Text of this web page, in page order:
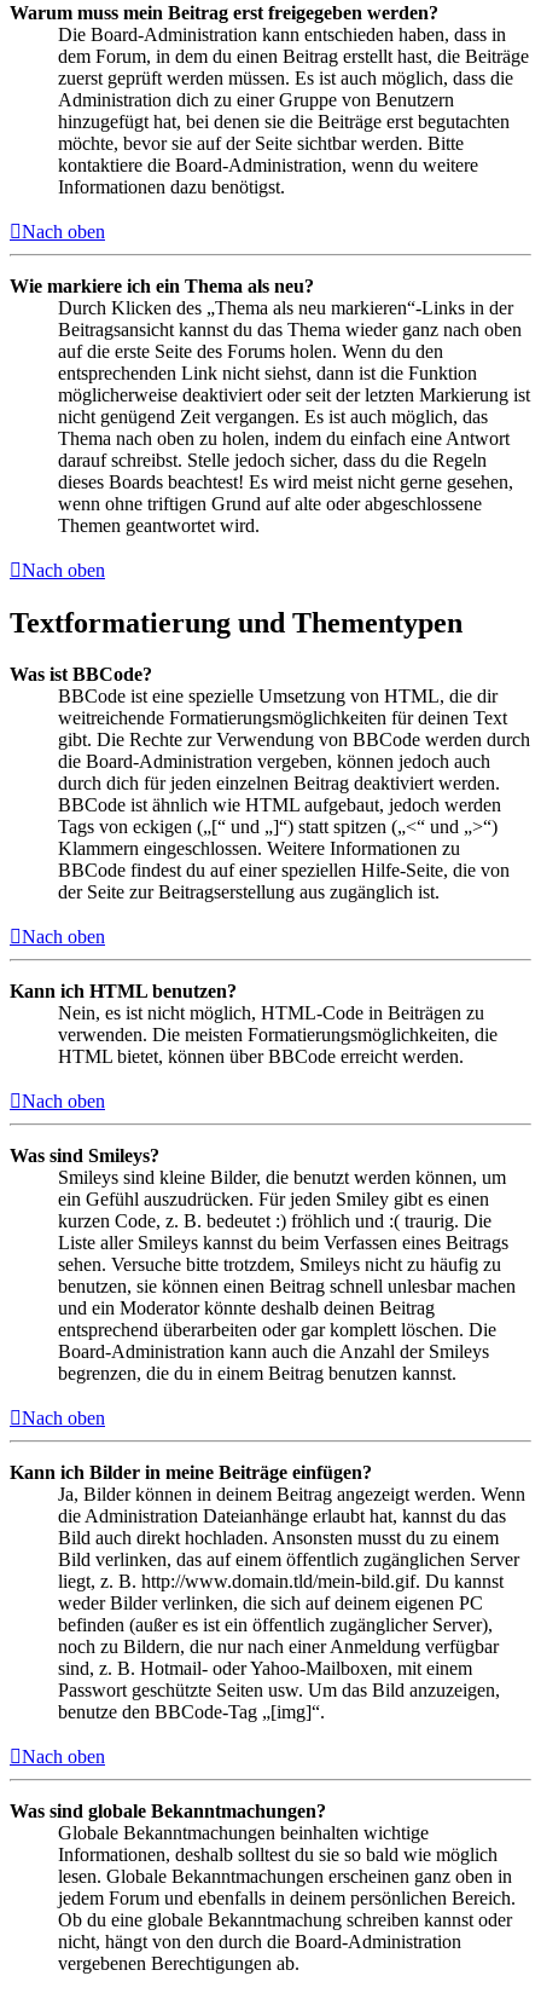
Warum muss mein Beitrag erst freigegeben werden?
Die Board-Administration kann entschieden haben, dass in
dem Forum, in dem du einen Beitrag erstellt hast, die Beiträge
zuerst geprüft werden müssen. Es ist auch möglich, dass die
Administration dich zu einer Gruppe von Benutzern
hinzugefügt hat, bei denen sie die Beiträge erst begutachten
möchte, bevor sie auf der Seite sichtbar werden. Bitte
kontaktiere die Board-Administration, wenn du weitere
Informationen dazu benötigst.
Nach oben
Wie markiere ich ein Thema als neu?
Durch Klicken des „Thema als neu markieren“-Links in der
Beitragsansicht kannst du das Thema wieder ganz nach oben
auf die erste Seite des Forums holen. Wenn du den
entsprechenden Link nicht siehst, dann ist die Funktion
möglicherweise deaktiviert oder seit der letzten Markierung ist
nicht genügend Zeit vergangen. Es ist auch möglich, das
Thema nach oben zu holen, indem du einfach eine Antwort
darauf schreibst. Stelle jedoch sicher, dass du die Regeln
dieses Boards beachtest! Es wird meist nicht gerne gesehen,
wenn ohne triftigen Grund auf alte oder abgeschlossene
Themen geantwortet wird.
Nach oben
Textformatierung und Thementypen
Was ist BBCode?
BBCode ist eine spezielle Umsetzung von HTML, die dir
weitreichende Formatierungsmöglichkeiten für deinen Text
gibt. Die Rechte zur Verwendung von BBCode werden durch
die Board-Administration vergeben, können jedoch auch
durch dich für jeden einzelnen Beitrag deaktiviert werden.
BBCode ist ähnlich wie HTML aufgebaut, jedoch werden
Tags von eckigen („[“ und „]“) statt spitzen („<“ und „>“)
Klammern eingeschlossen. Weitere Informationen zu
BBCode findest du auf einer speziellen Hilfe-Seite, die von
der Seite zur Beitragserstellung aus zugänglich ist.
Nach oben
Kann ich HTML benutzen?
Nein, es ist nicht möglich, HTML-Code in Beiträgen zu
verwenden. Die meisten Formatierungsmöglichkeiten, die
HTML bietet, können über BBCode erreicht werden.
Nach oben
Was sind Smileys?
Smileys sind kleine Bilder, die benutzt werden können, um
ein Gefühl auszudrücken. Für jeden Smiley gibt es einen
kurzen Code, z. B. bedeutet :) fröhlich und :( traurig. Die
Liste aller Smileys kannst du beim Verfassen eines Beitrags
sehen. Versuche bitte trotzdem, Smileys nicht zu häufig zu
benutzen, sie können einen Beitrag schnell unlesbar machen
und ein Moderator könnte deshalb deinen Beitrag
entsprechend überarbeiten oder gar komplett löschen. Die
Board-Administration kann auch die Anzahl der Smileys
begrenzen, die du in einem Beitrag benutzen kannst.
Nach oben
Kann ich Bilder in meine Beiträge einfügen?
Ja, Bilder können in deinem Beitrag angezeigt werden. Wenn
die Administration Dateianhänge erlaubt hat, kannst du das
Bild auch direkt hochladen. Ansonsten musst du zu einem
Bild verlinken, das auf einem öffentlich zugänglichen Server
liegt, z. B. http://www.domain.tld/mein-bild.gif. Du kannst
weder Bilder verlinken, die sich auf deinem eigenen PC
befinden (außer es ist ein öffentlich zugänglicher Server),
noch zu Bildern, die nur nach einer Anmeldung verfügbar
sind, z. B. Hotmail- oder Yahoo-Mailboxen, mit einem
Passwort geschützte Seiten usw. Um das Bild anzuzeigen,
benutze den BBCode-Tag „[img]“.
Nach oben
Was sind globale Bekanntmachungen?
Globale Bekanntmachungen beinhalten wichtige
Informationen, deshalb solltest du sie so bald wie möglich
lesen. Globale Bekanntmachungen erscheinen ganz oben in
jedem Forum und ebenfalls in deinem persönlichen Bereich.
Ob du eine globale Bekanntmachung schreiben kannst oder
nicht, hängt von den durch die Board-Administration
vergebenen Berechtigungen ab.